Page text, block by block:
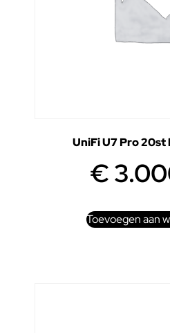
UniFi U7 Pro
€
Toevoegen aan